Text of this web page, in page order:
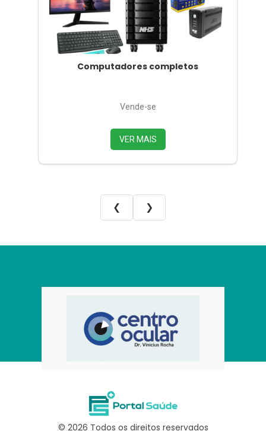
Computadores completos
Vende-se
VER MAIS
❮ ❯
© 2026 Todos os direitos reservados